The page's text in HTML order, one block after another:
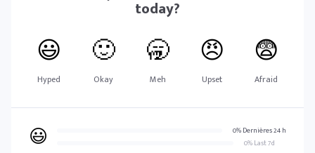
today?
😃
Hyped
🙂
Okay
🥱
Meh
😠
Upset
😨
Afraid
😃
0% Dernières 24 h
0% Last 7d